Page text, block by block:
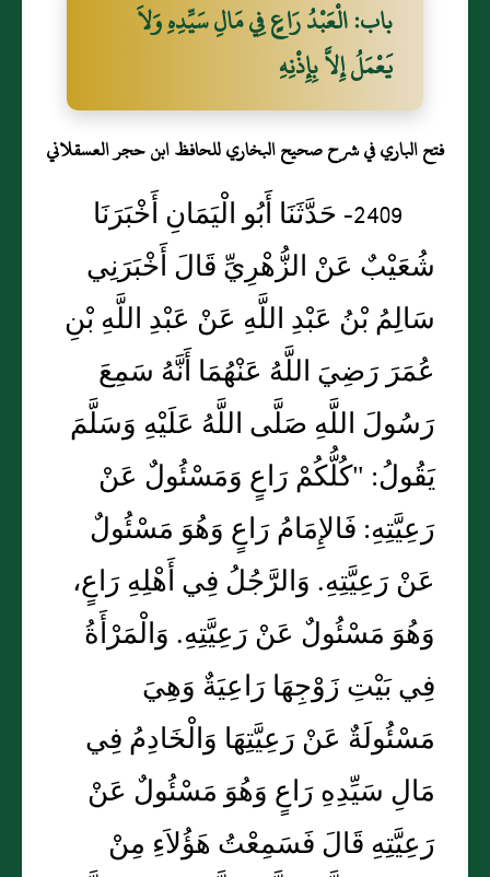
باب: الْعَبْدُ رَاعٍ فِي مَالِ سَيِّدِهِ وَلاَ
يَعْمَلُ إِلاَّ بِإِذْنِهِ
فتح الباري في شرح صحيح البخاري للحافظ ابن حجر العسقلاني
2409- حَدَّثَنَا أَبُو الْيَمَانِ أَخْبَرَنَا
شُعَيْبٌ عَنْ الزُّهْرِيِّ قَالَ أَخْبَرَنِي
سَالِمُ بْنُ عَبْدِ اللَّهِ عَنْ عَبْدِ اللَّهِ بْنِ
عُمَرَ رَضِيَ اللَّهُ عَنْهُمَا أَنَّهُ سَمِعَ
رَسُولَ اللَّهِ صَلَّى اللَّهُ عَلَيْهِ وَسَلَّمَ
يَقُولُ: "كُلُّكُمْ رَاعٍ وَمَسْئُولٌ عَنْ
رَعِيَّتِهِ: فَالإِمَامُ رَاعٍ وَهُوَ مَسْئُولٌ
عَنْ رَعِيَّتِهِ. وَالرَّجُلُ فِي أَهْلِهِ رَاعٍ،
وَهُوَ مَسْئُولٌ عَنْ رَعِيَّتِهِ. وَالْمَرْأَةُ
فِي بَيْتِ زَوْجِهَا رَاعِيَةٌ وَهِيَ
مَسْئُولَةٌ عَنْ رَعِيَّتِهَا وَالْخَادِمُ فِي
مَالِ سَيِّدِهِ رَاعٍ وَهُوَ مَسْئُولٌ عَنْ
رَعِيَّتِهِ قَالَ فَسَمِعْتُ هَؤُلاَءِ مِنْ